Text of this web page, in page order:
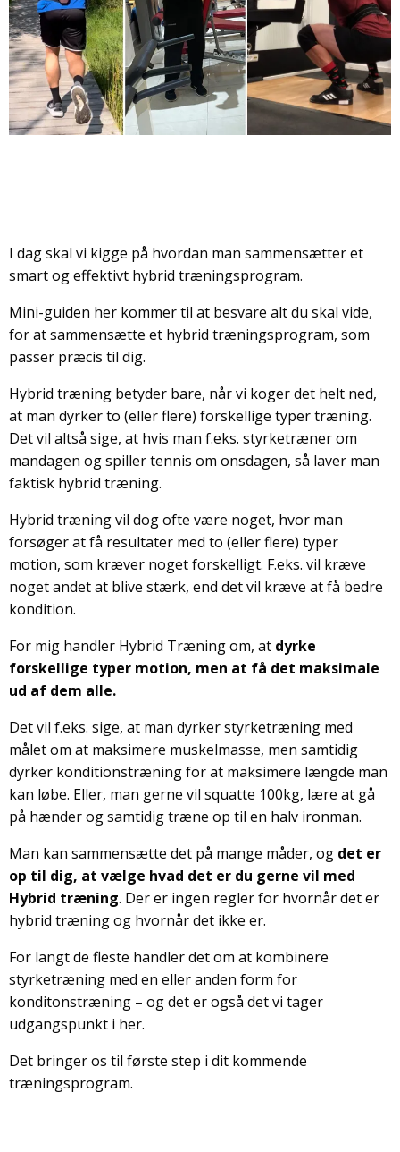
I dag skal vi kigge på hvordan man sammensætter et
smart og effektivt hybrid træningsprogram.
Mini-guiden her kommer til at besvare alt du skal vide,
for at sammensætte et hybrid træningsprogram, som
passer præcis til dig.
Hybrid træning betyder bare, når vi koger det helt ned,
at man dyrker to (eller flere) forskellige typer træning.
Det vil altså sige, at hvis man f.eks. styrketræner om
mandagen og spiller tennis om onsdagen, så laver man
faktisk hybrid træning.
Hybrid træning vil dog ofte være noget, hvor man
forsøger at få resultater med to (eller flere) typer
motion, som kræver noget forskelligt. F.eks. vil kræve
noget andet at blive stærk, end det vil kræve at få bedre
kondition.
For mig handler Hybrid Træning om, at dyrke
forskellige typer motion, men at få det maksimale
ud af dem alle.
Det vil f.eks. sige, at man dyrker styrketræning med
målet om at maksimere muskelmasse, men samtidig
dyrker konditionstræning for at maksimere længde man
kan løbe. Eller, man gerne vil squatte 100kg, lære at gå
på hænder og samtidig træne op til en halv ironman.
Man kan sammensætte det på mange måder, og det er
op til dig, at vælge hvad det er du gerne vil med
Hybrid træning. Der er ingen regler for hvornår det er
hybrid træning og hvornår det ikke er.
For langt de fleste handler det om at kombinere
styrketræning med en eller anden form for
konditonstræning – og det er også det vi tager
udgangspunkt i her.
Det bringer os til første step i dit kommende
træningsprogram.